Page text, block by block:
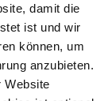
damit die
ist und wir
können, um
anzubieten.
Website